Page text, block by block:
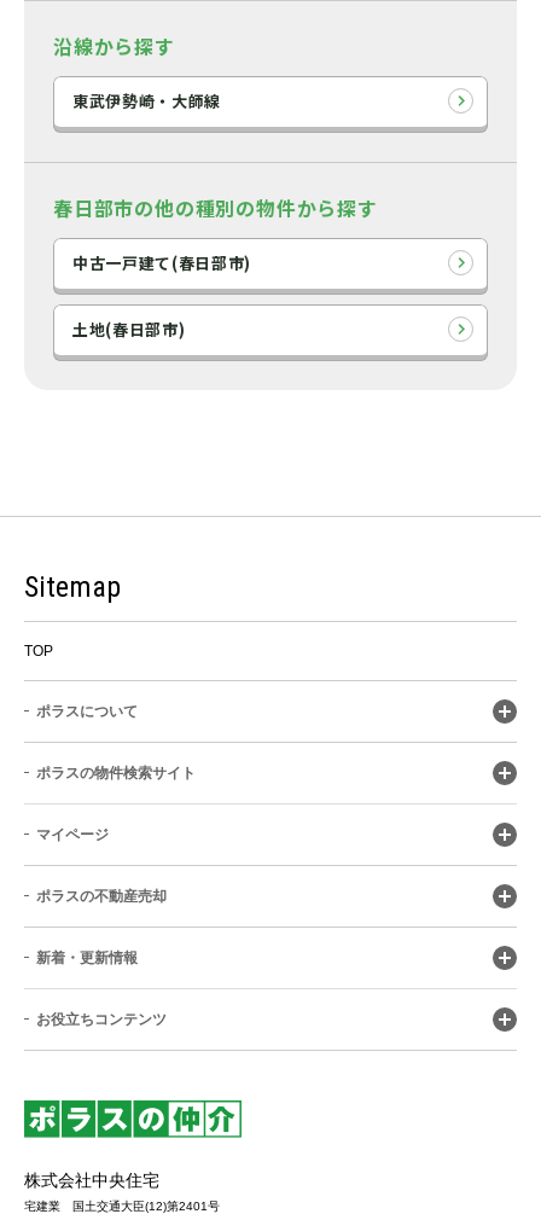
沿線から探す
東武伊勢崎・大師線
春日部市の他の種別の物件から探す
中古一戸建て(春日部市)
土地(春日部市)
Sitemap
TOP
ポラスについて
ポラスの物件検索サイト
マイページ
ポラスの不動産売却
新着・更新情報
お役立ちコンテンツ
株式会社中央住宅
宅建業 国土交通大臣(12)第2401号